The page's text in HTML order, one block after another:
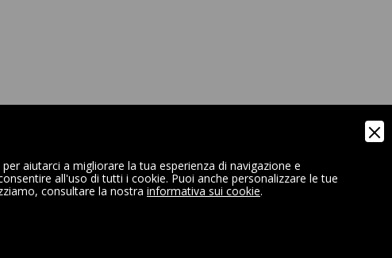
aiutarci a migliorare la tua esperienza di navigazione e
all'uso di tutti i cookie. Puoi anche personalizzare le tue
consultare la nostra informativa sui cookie.